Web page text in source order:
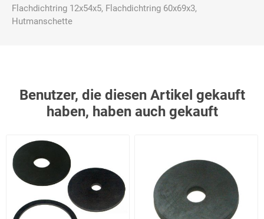
Flachdichtring 12x54x5, Flachdichtring 60x69x3,
Hutmanschette
Benutzer, die diesen Artikel gekauft
haben, haben auch gekauft